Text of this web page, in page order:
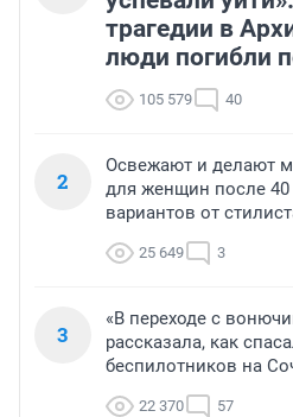
трагедии в
люди погибли
105 579 40
2
Освежают и делают
для женщин после
вариантов от
25 649 3
3
«В переходе с
рассказала, как
беспилотников на
22 370 57